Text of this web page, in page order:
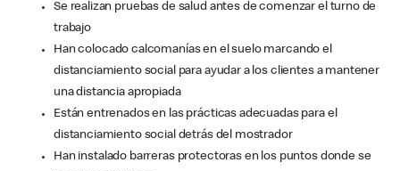
Se realizan pruebas de salud antes de comenzar el turno de
trabajo
Han colocado calcomanías en el suelo marcando el
distanciamiento social para ayudar a los clientes a mantener
una distancia apropiada
Están entrenados en las prácticas adecuadas para el
distanciamiento social detrás del mostrador
Han instalado barreras protectoras en los puntos donde se